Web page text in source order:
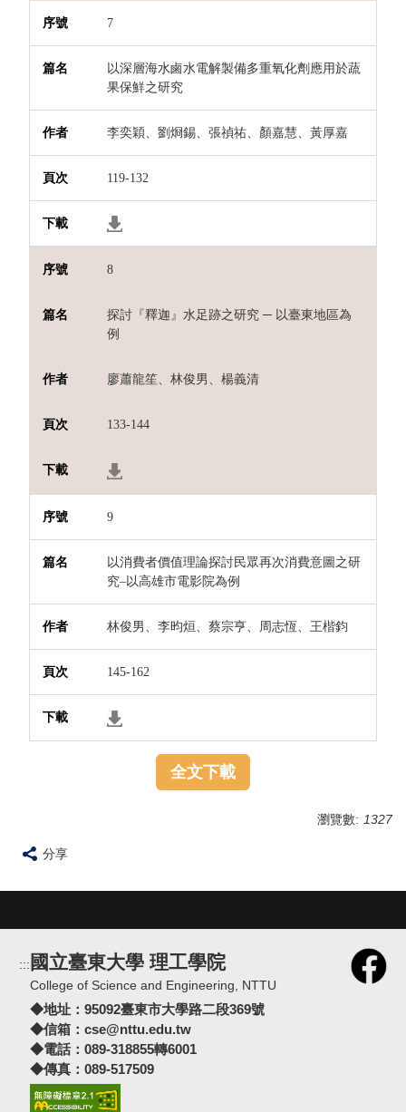
7
以深層海水鹵水電解製備多重氧化劑應用於蔬
果保鮮之研究
李奕穎、劉烱錫、張禎祐、顏嘉慧、黃厚嘉
119-132
8
探討『釋迦』水足跡之研究 ─ 以臺東地區為
例
廖蕭龍笙、林俊男、楊義清
133-144
9
以消費者價值理論探討民眾再次消費意圖之研
究–以高雄市電影院為例
林俊男、李昀烜、蔡宗亨、周志恆、王楷鈞
145-162
全文下載
瀏覽數: 1327
分享
::: 國立臺東大學 理工學院
College of Science and Engineering, NTTU
◆地址： 95092臺東市大學路二段369號
◆信箱： cse@nttu.edu.tw
◆電話：089-318855轉6001
◆傳真：089-517509